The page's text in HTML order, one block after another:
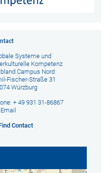
Systeme und
Kompetenz
Campus Nord
Fischer-Straße 31
Würzburg
+ 49 931 31-86867
Email
Contact